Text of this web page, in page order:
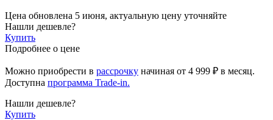
Цена обновлена 5 июня, актуальную цену уточняйте
Нашли дешевле?
Купить
Подробнее о цене
Можно приобрести в рассрочку начиная от 4 999 ₽ в месяц.
Доступна программа Trade-in.
Нашли дешевле?
Купить